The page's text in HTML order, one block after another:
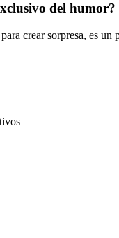
del humor?
crear sorpresa, es